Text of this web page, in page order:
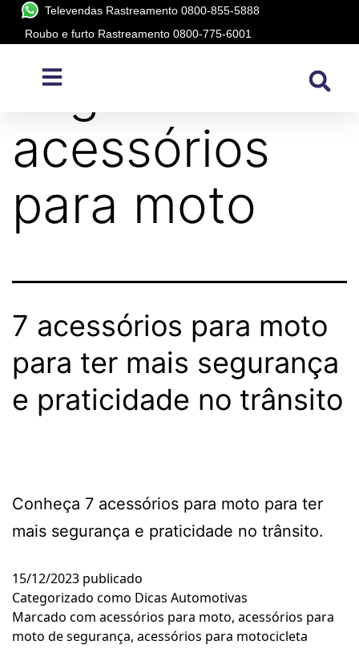
Televendas Rastreamento 0800-855-5888
Roubo e furto Rastreamento 0800-775-6001
Tag:
acessórios
para moto
7 acessórios para moto
para ter mais segurança
e praticidade no trânsito
Conheça 7 acessórios para moto para ter
mais segurança e praticidade no trânsito.
15/12/2023 publicado
Categorizado como Dicas Automotivas
Marcado com acessórios para moto, acessórios para
moto de segurança, acessórios para motocicleta